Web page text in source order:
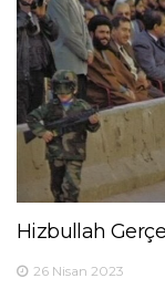
Hizbullah
26 Nisan 2023